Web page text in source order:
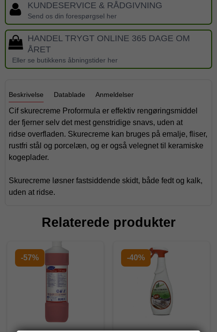
KUNDESERVICE & RÅDGIVNING
Send os din forespørgsel her
HANDEL TRYGT ONLINE 365 DAGE OM
ÅRET
Eller se butikkens åbningstider her
Beskrivelse Datablade Anmeldelser
Cif skurecreme Proformula er effektiv rengøringsmiddel
der fjerner selv det mest genstridige snavs, uden at
ridse overfladen. Skurecreme kan bruges på emalje, fliser,
rustfri stål og porcelæn, og er også velegnet til keramiske
kogeplader.
Skurecreme løsner fastsiddende skidt, både fedt og kalk,
uden at ridse.
Relaterede produkter
-57% -40%